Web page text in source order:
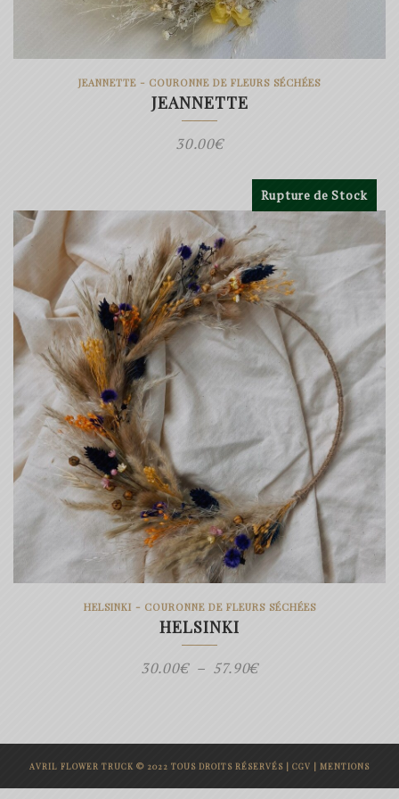
JEANNETTE - COURONNE DE FLEURS SÉCHÉES
JEANNETTE
30.00€
Rupture de Stock
HELSINKI - COURONNE DE FLEURS SÉCHÉES
HELSINKI
30.00€ – 57.90€Plage
30.00€
à
AVRIL FLOWER TRUCK © 2022 TOUS DROITS RÉSERVÉS | CGV | MENTIONS